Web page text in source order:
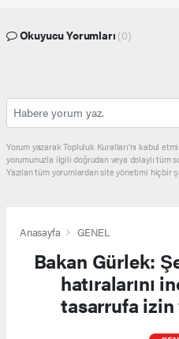
Okuyucu Yorumları (0)
Yorum yazarak Topluluk Kuralları’nı kabul
yorumunuzla ilgili doğrudan veya dolaylı tüm
Yazılan tüm yorumlardan site yönetimi hiçbir
Anasayfa GENEL
Bakan Gürlek:
hatıralarını
tasarrufa